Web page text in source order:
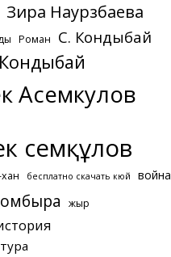
Зира Наурзбаева
Роман С. Кондыбай
Асемкулов
Әсемқұлов
бесплатно скачать кюй война
жыр